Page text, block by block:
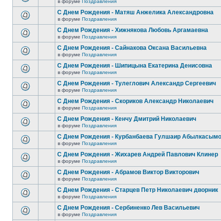
в форуме Поздравления
С Днем Рождения - Матяш Анжелика Александровна
в форуме Поздравления
С Днем Рождения - Хижнякова Любовь Аргамаевна
в форуме Поздравления
С Днем Рождения - Сайнакова Оксана Васильевна
в форуме Поздравления
С Днем Рождения - Шипицына Екатерина Денисовна
в форуме Поздравления
С Днем Рождения - Тулеглович Александр Сергеевич
в форуме Поздравления
С Днем Рождения - Скориков Александр Николаевич
в форуме Поздравления
С Днем Рождения - Кенчу Дмитрий Николаевич
в форуме Поздравления
С Днем Рождения - Курбанбаева Гулшаир
в форуме Поздравления
С Днем Рождения - Жихарев Андрей Павлович Клинер
в форуме Поздравления
С Днем Рождения - Абрамов Виктор Викторович
в форуме Поздравления
С Днем Рождения - Старцев Петр Николаевич дворник
в форуме Поздравления
С Днем Рождения - Сербиненко Лев Васильевич
в форуме Поздравления